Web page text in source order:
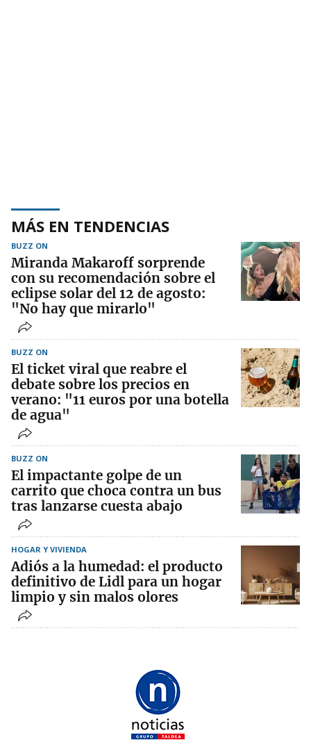
MÁS EN TENDENCIAS
BUZZ ON
Miranda Makaroff sorprende
con su recomendación sobre el
eclipse solar del 12 de agosto:
"No hay que mirarlo"
BUZZ ON
El ticket viral que reabre el
debate sobre los precios en
verano: "11 euros por una botella
de agua"
BUZZ ON
El impactante golpe de un
carrito que choca contra un bus
tras lanzarse cuesta abajo
HOGAR Y VIVIENDA
Adiós a la humedad: el producto
definitivo de Lidl para un hogar
limpio y sin malos olores